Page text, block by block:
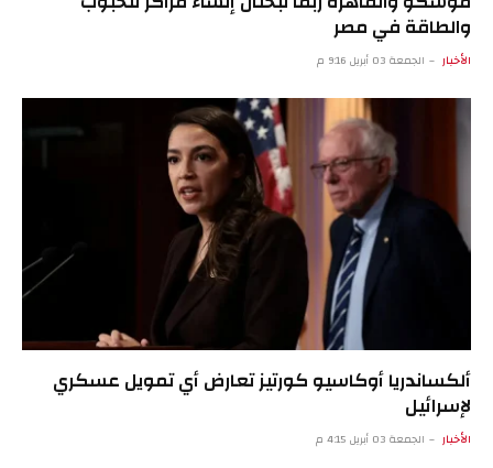
والطاقة في مصر
الأخبار الجمعة 03 أبريل 9:16 م
ألكساندريا أوكاسيو كورتيز تعارض أي تمويل عسكري
لإسرائيل
الأخبار الجمعة 03 أبريل 4:15 م